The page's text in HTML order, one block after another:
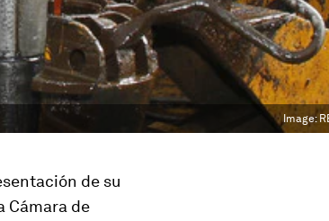
Image:
de su
Cámara de